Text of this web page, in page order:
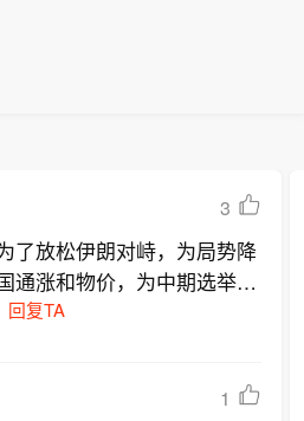
3
了放松伊朗对峙，为局势降
通涨和物价，为中期选举牟
石油贸易获利。都是短期
回复TA
1